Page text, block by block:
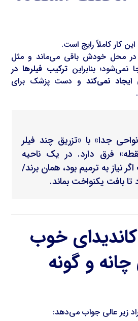
کار کاملاً رایج است.
در محل خودش باقی می‌ماند و مثل
بنابراین ترکیب فیلرها در
نمی‌کند و دست پزشک برای
جدا» با «تزریق چند فیلر
فرق دارد. در یک ناحیه
نیاز به ترمیم بود، همان برند/
بافت یکنواخت بماند.
خوب
چانه و گونه
زیر عالی جواب می‌دهد: